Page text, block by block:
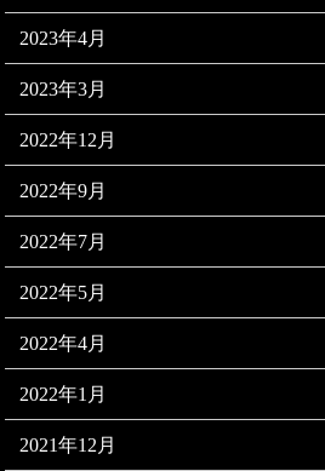
2023年4月
2023年3月
2022年12月
2022年9月
2022年7月
2022年5月
2022年4月
2022年1月
2021年12月